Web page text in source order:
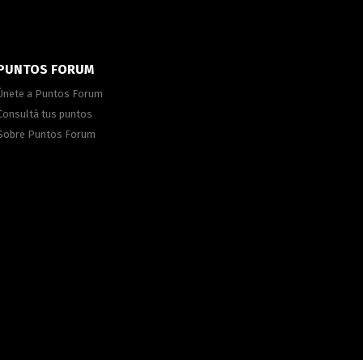
FORUM
a Puntos Forum
tus puntos
Puntos Forum